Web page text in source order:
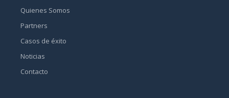
Quienes Somos
Partners
Casos de éxito
Noticias
Contacto